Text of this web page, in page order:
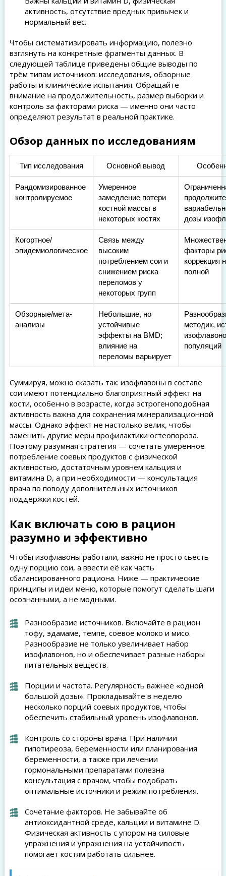
активность, отсутствие вредных привычек и
нормальный вес.
Чтобы систематизировать информацию, полезно
взглянуть на конкретные фрагменты данных. В
следующей таблице приведены общие выводы по
трём типам источников: исследования, обзорные
работы и клинические испытания. Обращайте
внимание на продолжительность, размер выборки и
контроль за факторами риска — именно они часто
определяют результат в реальной практике.
Обзор данных по исследованиям
Тип исследования Основной вывод
Рандомизированное
контролируемое
Умеренное
замедление потери
костной массы в
некоторых костях
дозы
Когортное/
эпидемиологическое
Связь между
высоким
потреблением сои и
снижением риска
переломов у
некоторых групп
факторы
коррекция
полной
Обзорные/мета-
анализы
Небольшие, но
устойчивые
эффекты на BMD;
влияние на
переломы варьирует
методик,
популяций
Суммируя, можно сказать так: изофлавоны в составе
сои имеют потенциально благоприятный эффект на
кости, особенно в возрасте, когда эстрогеноподобная
активность важна для сохранения минерализационной
массы. Однако эффект не настолько велик, чтобы
заменить другие меры профилактики остеопороза.
Поэтому разумная стратегия — сочетать умеренное
потребление соевых продуктов с физической
активностью, достаточным уровнем кальция и
витамина D, а при необходимости — консультация
врача по поводу дополнительных источников
поддержки костей.
Как включать сою в рацион
разумно и эффективно
Чтобы изофлавоны работали, важно не просто сьесть
одну порцию сои, а ввести её как часть
сбалансированного рациона. Ниже — практические
принципы и идеи меню, которые помогут сделать шаги
осознанными, а не модными.
Разнообразие источников. Включайте в рацион
тофу, эдамаме, темпе, соевое молоко и мисо.
Разнообразие не только увеличивает набор
изофлавонов, но и обеспечивает разные наборы
питательных веществ.
Порции и частота. Регулярность важнее «одной
большой дозы». Прокладывайте в неделю
несколько порций соевых продуктов, чтобы
обеспечить стабильный уровень изофлавонов.
Контроль со стороны врача. При наличии
гипотиреоза, беременности или планирования
беременности, а также при лечении
гормональными препаратами полезна
консультация с врачом, чтобы подобрать
оптимальные источники и режим потребления.
Сочетание факторов. Не забывайте об
антиоксидантной среде, кальции и витамине D.
Физическая активность с упором на силовые
упражнения и упражнения на устойчивость
помогает костям работать сильнее.